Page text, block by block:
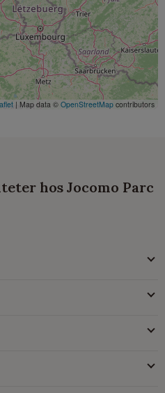
| Map data © OpenStreetMap contributors
hos Jocomo Parc